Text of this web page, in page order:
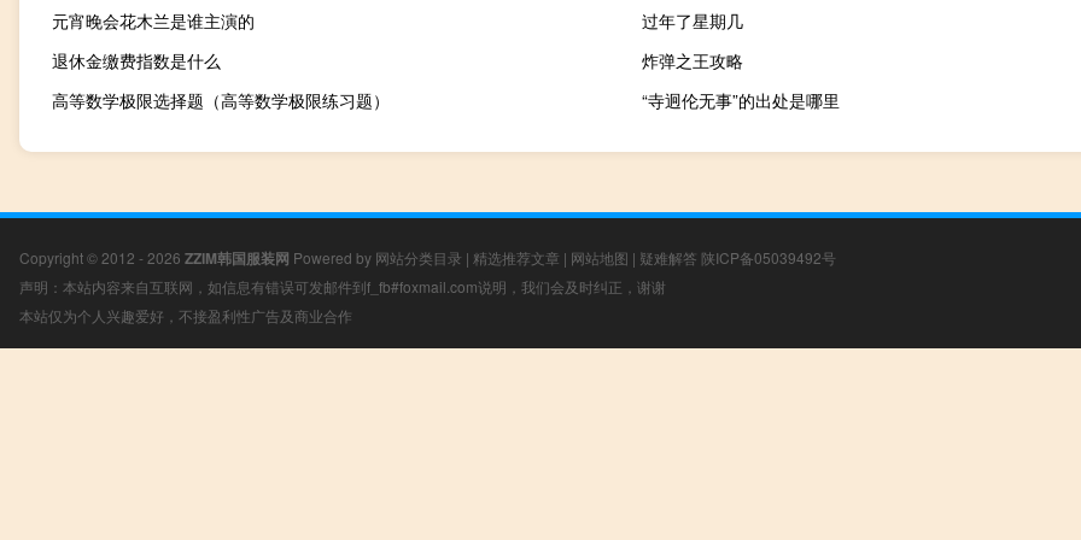
元宵晚会花木兰是谁主演的
过年了星期几
退休金缴费指数是什么
炸弹之王攻略
高等数学极限选择题（高等数学极限练习题）
“寺迥伦无事”的出处是哪里
Copyright © 2012 - 2026 ZZIM韩国服装网 Powered by 网站分类目录 | 精选推荐文章 | 网站地图 | 疑难解答 陕ICP备05039492号
声明：本站内容来自互联网，如信息有错误可发邮件到f_fb#foxmail.com说明，我们会及时纠正，谢谢
本站仅为个人兴趣爱好，不接盈利性广告及商业合作